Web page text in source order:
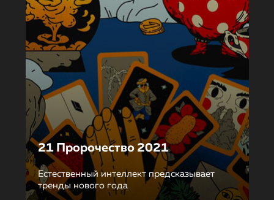
21 Пророчество 2021
Естественный интеллект предсказывает
тренды нового года